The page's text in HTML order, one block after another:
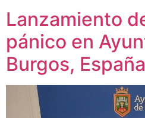
Lanzamiento
pánico en
Burgos, España